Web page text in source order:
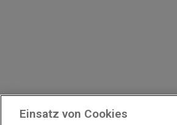
Einsatz von Cookies